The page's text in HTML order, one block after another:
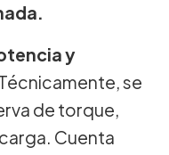
y
se
de torque,
Cuenta